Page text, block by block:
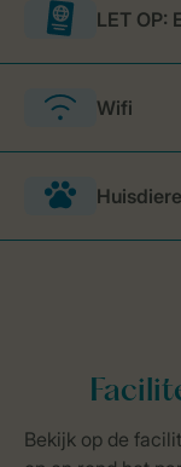
LET OP:
Wifi